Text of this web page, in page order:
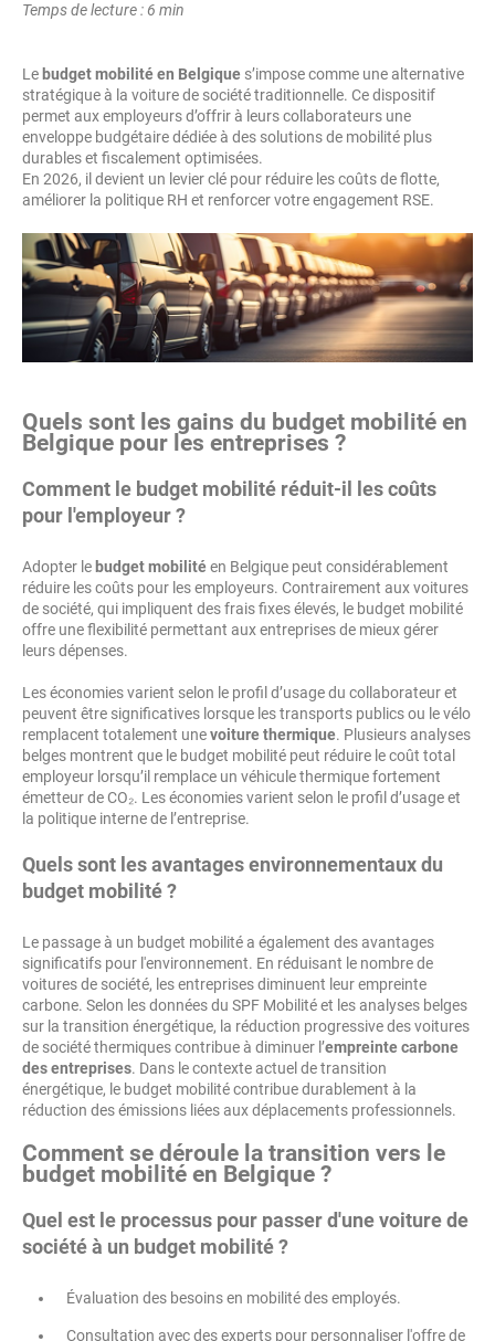
Temps de lecture : 6 min
Le budget mobilité en Belgique s’impose comme une alternative
stratégique à la voiture de société traditionnelle. Ce dispositif
permet aux employeurs d’offrir à leurs collaborateurs une
enveloppe budgétaire dédiée à des solutions de mobilité plus
durables et fiscalement optimisées.
En 2026, il devient un levier clé pour réduire les coûts de flotte,
améliorer la politique RH et renforcer votre engagement RSE.
Quels sont les gains du budget mobilité en
Belgique pour les entreprises ?
Comment le budget mobilité réduit-il les coûts
pour l'employeur ?
Adopter le budget mobilitéen Belgique peut considérablement
réduire les coûts pour les employeurs. Contrairement aux voitures
de société, qui impliquent des frais fixes élevés, le budget mobilité
offre une flexibilité permettant aux entreprises de mieux gérer
leurs dépenses.
Les économies varient selon le profil d’usage du collaborateur et
peuvent être significatives lorsque les transports publics ou le vélo
remplacent totalement unevoiture thermique. Plusieurs analyses
belges montrent que le budget mobilité peut réduire le coût total
employeur lorsqu’il remplace un véhicule thermique fortement
émetteur de CO₂. Les économies varient selon le profil d’usage et
la politique interne de l’entreprise.
Quels sont les avantages environnementaux du
budget mobilité ?
Le passage à un budget mobilité a également des avantages
significatifs pour l'environnement. En réduisant le nombre de
voitures de société, les entreprises diminuent leur empreinte
carbone. Selon les données du SPF Mobilité et les analyses belges
sur la transition énergétique, la réduction progressive des voitures
de société thermiques contribue à diminuer l’empreinte carbone
des entreprises. Dans le contexte actuel de transition
énergétique, le budget mobilité contribue durablement à la
réduction des émissions liées aux déplacements professionnels.
Comment se déroule la transition vers le
budget mobilité en Belgique ?
Quel est le processus pour passer d'une voiture de
société à un budget mobilité ?
Évaluation des besoins en mobilité des employés.
Consultation avec des experts pour personnaliser l'offre de